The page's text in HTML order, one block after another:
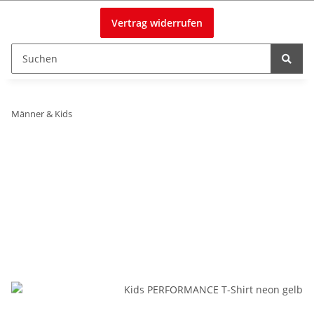
Vertrag widerrufen
Männer & Kids